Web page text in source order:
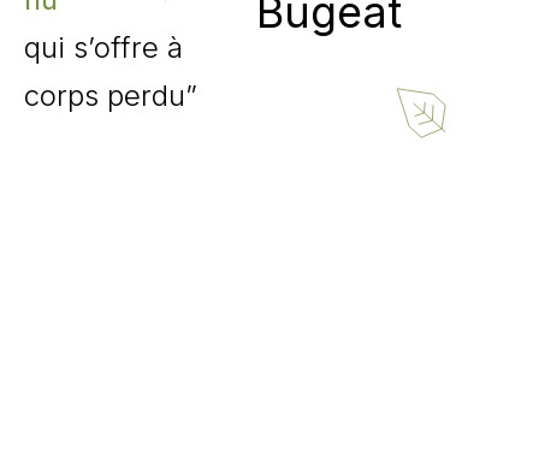
qui s’offre à
corps perdu”
Bugeat